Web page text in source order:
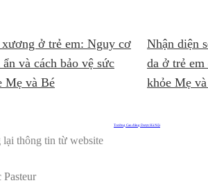
ở trẻ em: Nguy cơ
và cách bảo vệ sức
Mẹ và Bé
Nhận diện
da ở trẻ em
khỏe Mẹ
lại thông tin từ website
Trường Cao đẳng Dược Hà Nội